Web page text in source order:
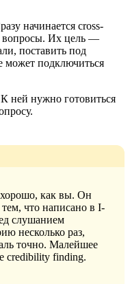
начинается cross-
вопросы. Их цель —
поставить под
может подключиться
ней нужно готовиться
как вы. Он
что написано в I-
слушанием
несколько раз,
точно. Малейшее
credibility finding.